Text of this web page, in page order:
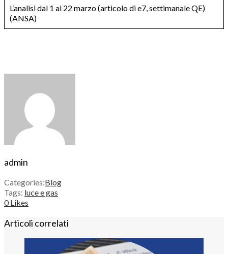
L’analisi dal 1 al 22 marzo (articolo di e7, settimanale QE)
(ANSA)
admin
Categories:Blog
Tags: luce e gas
0Likes
Articoli correlati